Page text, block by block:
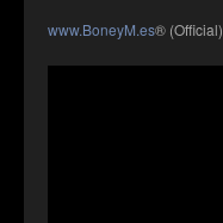
www.BoneyM.es® (Official)